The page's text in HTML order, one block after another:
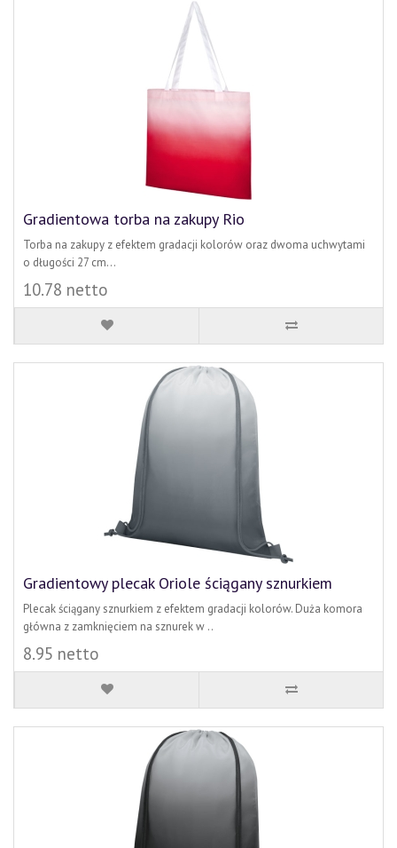
Gradientowa torba na zakupy Rio
Torba na zakupy z efektem gradacji kolorów oraz dwoma uchwytami
o długości 27 cm...
10.78 netto
Gradientowy plecak Oriole ściągany sznurkiem
Plecak ściągany sznurkiem z efektem gradacji kolorów. Duża komora
główna z zamknięciem na sznurek w ..
8.95 netto